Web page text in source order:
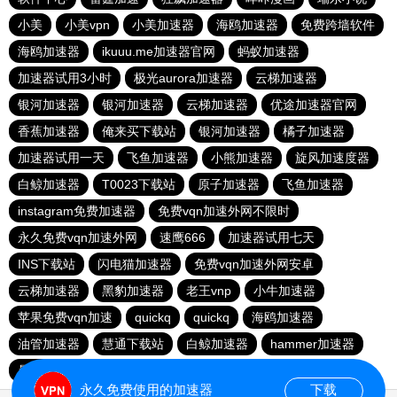
小美
小美vpn 小美加速器 海鸥加速器
免费跨墙软件
海鸥加速器
ikuuu.me加速器官网
蚂蚁加速器
加速器试用3小时
极光aurora加速器
云梯加速器
银河加速器
银河加速器 云梯加速器
优途加速器官网
香蕉加速器
俺来买下载站 银河加速器
橘子加速器
加速器试用一天
飞鱼加速器 小熊加速器
旋风加速度器
白鲸加速器
T0023下载站 原子加速器
飞鱼加速器
instagram免费加速器
免费vqn加速外网不限时
永久免费vqn加速外网
速鹰666
加速器试用七天
INS下载站
闪电猫加速器
免费vqn加速外网安卓
云梯加速器
黑豹加速器 老王vnp
小牛加速器
苹果免费vqn加速
quickq quickq
海鸥加速器
油管加速器
慧通下载站 白鲸加速器
hammer加速器
暴雪加速器vp
永久免费使用的加速器 下载